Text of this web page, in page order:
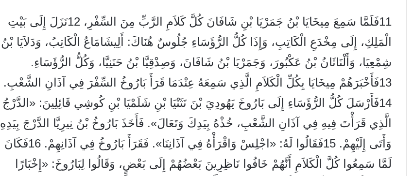
11فَلَمَّا سَمِعَ مِيخَايَا بْنُ جَمَرْيَا بْنِ شَافَانَ كُلَّ كَلاَمِ الرَّبِّ مِنَ السِّفْرِ، 12نَزَلَ إِلَى بَيْتِ
الْمَلِكِ، إِلَى مِخْدَعِ الْكَاتِبِ، وَإِذَا كُلُّ الرُّؤَسَاءِ جُلُوسٌ هُنَاكَ: أَلِيشَامَاعُ الْكَاتِبُ، وَدَلاَيَا بْنُ
شِمْعِيَا، وَأَلْنَاثَانُ بْنُ عَكْبُورَ، وَجَمَرْيَا بْنُ شَافَانَ، وَصِدْقِيَّا بْنُ حَنَنِيَّا، وَكُلُّ الرُّؤَسَاءِ.
13فَأَخْبَرَهُمْ مِيخَايَا بِكُلِّ الْكَلاَمِ الَّذِي سَمِعَهُ عِنْدَمَا قَرَأَ بَارُوخُ السِّفْرَ فِي آذَانِ الشَّعْبِ.
14فَأَرْسَلَ كُلُّ الرُّؤَسَاءِ إِلَى بَارُوخَ يَهُودِيَ بْنَ نَثَنْيَا بْنِ شَلَمْيَا بْنِ كُوشِي قَائِلِينَ: «الدَّرْجُ
الَّذِي قَرَأْتَ فِيهِ فِي آذَانِ الشَّعْبِ، خُذْهُ بِيَدِكَ وَتَعَالَ». فَأَخَذَ بَارُوخُ بْنُ نِيرِيَّا الدَّرْجَ بِيَدِهِ
وَأَتَى إِلَيْهِمْ. 15فَقَالُوا لَهُ: «اجْلِسْ وَاقْرَأْهُ فِي آذَانِنَا». فَقَرَأَ بَارُوخُ فِي آذَانِهِمْ. 16فَكَانَ
لَمَّا سَمِعُوا كُلَّ الْكَلاَمِ أَنَّهُمْ خَافُوا نَاظِرِينَ بَعْضُهُمْ إِلَى بَعْضٍ، وَقَالُوا لِبَارُوخَ: «إِخْبَارًا